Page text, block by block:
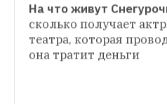
ТЕСТ
Сколько стоят
ПРОСТЫЕ ЧИСЛА
Сколько стоит сыграть
свадьбу в Москве? С
The Village рассчитал
На что живут
сколько получает
театра, которая
она тратит деньги